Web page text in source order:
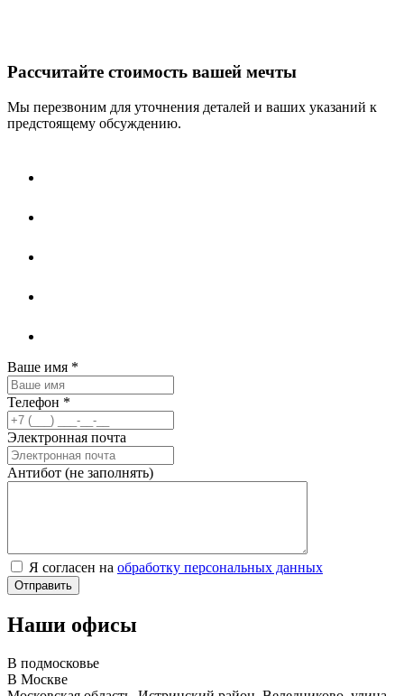
Рассчитайте стоимость вашей мечты
Мы перезвоним для уточнения деталей и ваших указаний к
предстоящему обсуждению.
Ваше имя *
Телефон *
Электронная почта
Антибот (не заполнять)
Я согласен на обработку персональных данных
Наши офисы
В подмосковье
В Москве